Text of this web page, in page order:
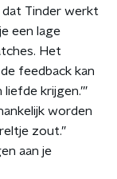
dat Tinder werkt
een lage
Het
feedback kan
krijgen.’”
worden
zout.”
aan je